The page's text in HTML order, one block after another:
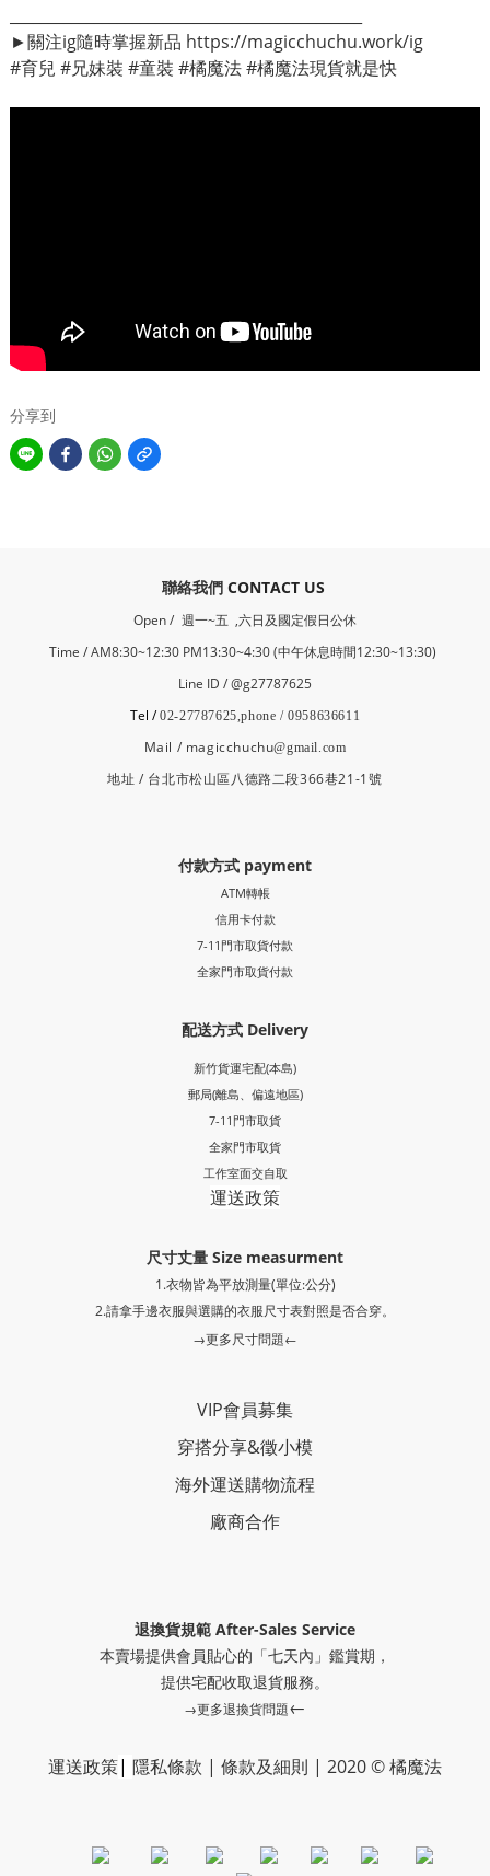
►關注ig隨時掌握新品 https://magicchuchu.work/ig
#育兒 #兄妹裝 #童裝 #橘魔法#橘魔法現貨就是快
分享到
​聯絡我們 CONTACT US
Open / 週一~五 ,六日及國定假日公休
Time / AM8:30~12:30 PM13:30~4:30 (中午休息時間12:30~13:30)
Line ID / @g27787625
Tel /02-27787625,phone / 0958636611
Mail / magicchuchu@gmail.com
地址 / 台北市松山區八德路二段366巷21-1號
付款方式 payment
ATM轉帳
信用卡付款
7-11門市取貨付款
全家門市取貨付款
配送方式 Delivery
新竹貨運宅配(本島)
郵局(離島、偏遠地區)
7-11門市取貨
全家門市取貨
工作室面交自取
運送政策
尺寸丈量 Size measurment
1.衣物皆為平放測量(單位:公分)
2.請拿手邊衣服與選購的衣服尺寸表對照是否合穿。
→更多尺寸問題←
VIP會員募集
穿搭分享&徵小模
海外運送購物流程
廠商合作
退換貨規範 After-Sales Service
本賣場提供會員貼心的「七天內」鑑賞期，
提供宅配收取退貨服務。
→更多退換貨問題←
運送政策| 隱私條款 | 條款及細則 | 2020 © 橘魔法